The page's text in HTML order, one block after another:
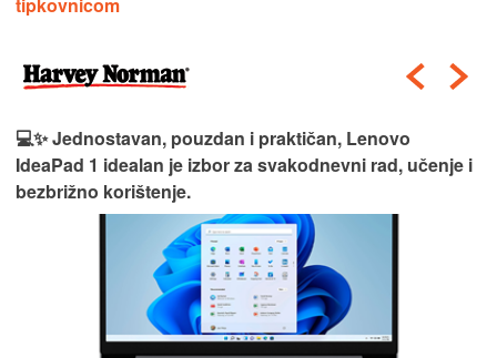
tipkovnicom
💻✨ Jednostavan, pouzdan i praktičan, Lenovo
IdeaPad 1 idealan je izbor za svakodnevni rad, učenje i
bezbrižno korištenje.